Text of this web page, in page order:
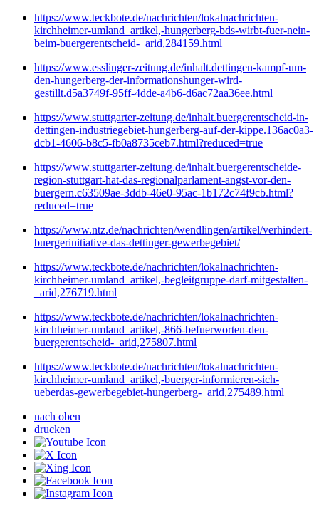
https://www.teckbote.de/nachrichten/lokalnachrichten-
kirchheimer-umland_artikel,-hungerberg-bds-wirbt-fuer-nein-
beim-buergerentscheid-_arid,284159.html
https://www.esslinger-zeitung.de/inhalt.dettingen-kampf-um-
den-hungerberg-der-informationshunger-wird-
gestillt.d5a3749f-95ff-4dde-a4b6-d6ac72aa36ee.html
https://www.stuttgarter-zeitung.de/inhalt.buergerentscheid-in-
dettingen-industriegebiet-hungerberg-auf-der-kippe.136ac0a3-
dcb1-4606-b8c5-fb0a8735ceb7.html?reduced=true
https://www.stuttgarter-zeitung.de/inhalt.buergerentscheide-
region-stuttgart-hat-das-regionalparlament-angst-vor-den-
buergern.c63509ae-3ddb-46e0-95ac-1b172c74f9cb.html?
reduced=true
https://www.ntz.de/nachrichten/wendlingen/artikel/verhindert-
buergerinitiative-das-dettinger-gewerbegebiet/
https://www.teckbote.de/nachrichten/lokalnachrichten-
kirchheimer-umland_artikel,-begleitgruppe-darf-mitgestalten-
_arid,276719.html
https://www.teckbote.de/nachrichten/lokalnachrichten-
kirchheimer-umland_artikel,-866-befuerworten-den-
buergerentscheid-_arid,275807.html
https://www.teckbote.de/nachrichten/lokalnachrichten-
kirchheimer-umland_artikel,-buerger-informieren-sich-
ueberdas-gewerbegebiet-hungerberg-_arid,275489.html
nach oben
drucken